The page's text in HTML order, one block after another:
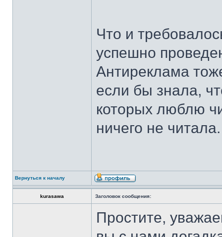
Что и
успешно
Антиреклама
если бы знала,
которых люблю
ничего не
Вернуться к началу
kurasawa Заголовок сообщения:
Простите,